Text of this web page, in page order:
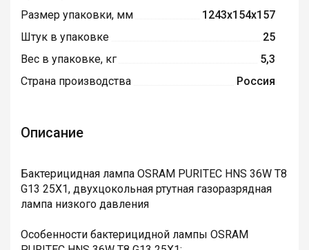
Размер упаковки, мм
1243х154х157
Штук в упаковке
25
Вес в упаковке, кг
5,3
Страна производства
Россия
Описание
Бактерицидная лампа OSRAM PURITEC HNS 36W T8
G13 25X1, двухцокольная ртутная газоразрядная
лампа низкого давления
Особенности бактерицидной лампы OSRAM